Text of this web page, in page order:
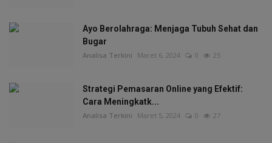
Ayo Berolahraga: Menjaga Tubuh Sehat dan
Bugar
Analisa Terkini Maret 6, 2024 0 25
Strategi Pemasaran Online yang Efektif:
Cara Meningkatk...
Analisa Terkini Maret 5, 2024 0 27